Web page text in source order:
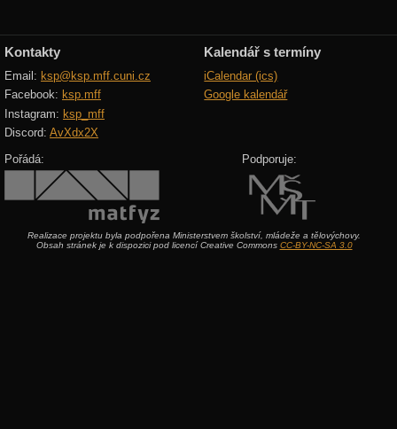
Kontakty
Email: ksp@ksp.mff.cuni.cz
Facebook: ksp.mff
Instagram: ksp_mff
Discord: AvXdx2X
Kalendář s termíny
iCalendar (ics)
Google kalendář
Pořádá: Podporuje:
Realizace projektu byla podpořena Ministerstvem školství, mládeže a tělovýchovy.
Obsah stránek je k dispozici pod licencí Creative Commons CC-BY-NC-SA 3.0